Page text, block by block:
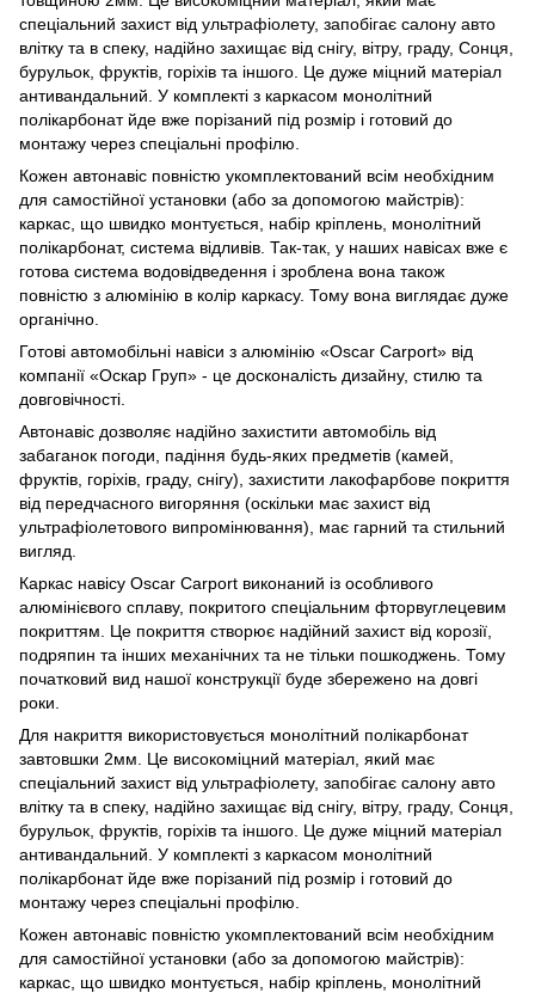
спеціальний захист від ультрафіолету, запобігає салону авто
влітку та в спеку, надійно захищає від снігу, вітру, граду, Сонця,
бурульок, фруктів, горіхів та іншого. Це дуже міцний матеріал
антивандальний. У комплекті з каркасом монолітний
полікарбонат йде вже порізаний під розмір і готовий до
монтажу через спеціальні профілю.
Кожен автонавіс повністю укомплектований всім необхідним
для самостійної установки (або за допомогою майстрів):
каркас, що швидко монтується, набір кріплень, монолітний
полікарбонат, система відливів. Так-так, у наших навісах вже є
готова система водовідведення і зроблена вона також
повністю з алюмінію в колір каркасу. Тому вона виглядає дуже
органічно.
Готові автомобільні навіси з алюмінію «Oscar Carport» від
компанії «Оскар Груп» - це досконалість дизайну, стилю та
довговічності.
Автонавіс дозволяє надійно захистити автомобіль від
забаганок погоди, падіння будь-яких предметів (камей,
фруктів, горіхів, граду, снігу), захистити лакофарбове покриття
від передчасного вигоряння (оскільки має захист від
ультрафіолетового випромінювання), має гарний та стильний
вигляд.
Каркас навісу Oscar Carport виконаний із особливого
алюмінієвого сплаву, покритого спеціальним фторвуглецевим
покриттям. Це покриття створює надійний захист від корозії,
подряпин та інших механічних та не тільки пошкоджень. Тому
початковий вид нашої конструкції буде збережено на довгі
роки.
Для накриття використовується монолітний полікарбонат
завтовшки 2мм. Це високоміцний матеріал, який має
спеціальний захист від ультрафіолету, запобігає салону авто
влітку та в спеку, надійно захищає від снігу, вітру, граду, Сонця,
бурульок, фруктів, горіхів та іншого. Це дуже міцний матеріал
антивандальний. У комплекті з каркасом монолітний
полікарбонат йде вже порізаний під розмір і готовий до
монтажу через спеціальні профілю.
Кожен автонавіс повністю укомплектований всім необхідним
для самостійної установки (або за допомогою майстрів):
каркас, що швидко монтується, набір кріплень, монолітний